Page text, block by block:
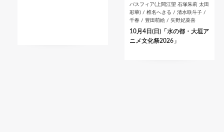
バスフィア(上間江望 石塚朱莉 太田
彩華) / 椎名へきる / 清水咲斗子 /
千春 / 豊田萌絵 / 矢野妃菜喜
10月4日(日)「水の都・大垣ア
ニメ文化祭2026」